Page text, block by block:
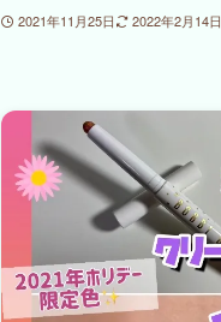
2021年11月25日 2022年2月14日